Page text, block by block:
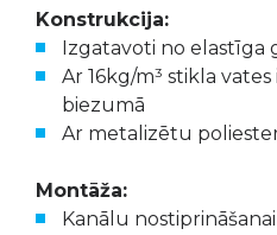
Konstrukcija:
Izgatavoti no elastīga
Ar 16kg/m³ stikla
biezumā
Ar metalizētu
Montāža:
Kanālu